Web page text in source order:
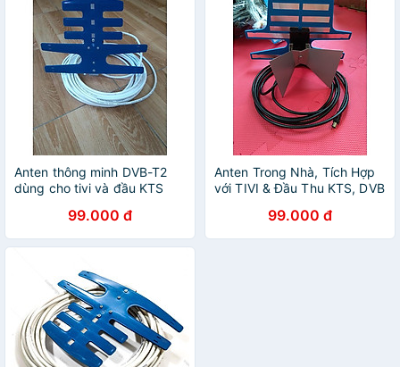
Anten thông minh DVB-T2
dùng cho tivi và đầu KTS
99.000 đ
Anten Trong Nhà, Tích Hợp
với TIVI & Đầu Thu KTS, DVB
99.000 đ